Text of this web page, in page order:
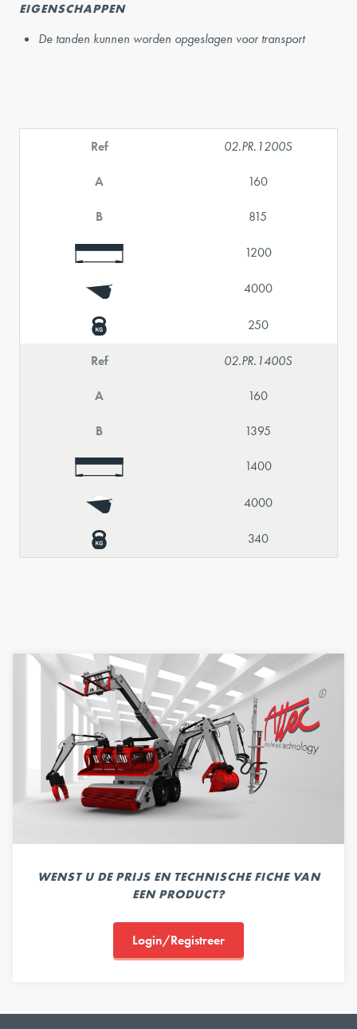
EIGENSCHAPPEN
De tanden kunnen worden opgeslagen voor transport
Ref 02.PR.1200S
A 160
B 815
1200
4000
250
Ref 02.PR.1400S
A 160
B 1395
1400
4000
340
WENST U DE PRIJS EN TECHNISCHE FICHE VAN
EEN PRODUCT?
Login/Registreer